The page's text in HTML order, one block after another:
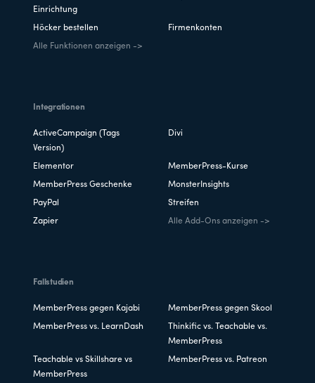
Einrichtung
Höcker bestellen Firmenkonten
Alle Funktionen anzeigen ->
Integrationen
ActiveCampaign (Tags
Version)
Divi
Elementor MemberPress-Kurse
MemberPress Geschenke MonsterInsights
PayPal Streifen
Zapier Alle Add-Ons anzeigen ->
Fallstudien
MemberPress gegen Kajabi MemberPress gegen Skool
MemberPress vs. LearnDash
Thinkific vs. Teachable vs.
MemberPress
Teachable vs Skillshare vs
MemberPress
MemberPress vs. Patreon